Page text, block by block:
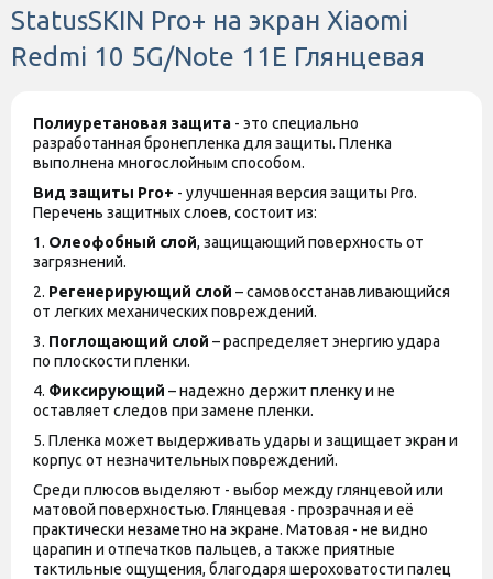
StatusSKIN Pro+ на экран Xiaomi
Redmi 10 5G/Note 11E Глянцевая
Полиуретановая защита - это специально
разработанная бронепленка для защиты. Пленка
выполнена многослойным способом.
Вид защиты Pro+ - улучшенная версия защиты Pro.
Перечень защитных слоев, состоит из:
1. Олеофобный слой, защищающий поверхность от
загрязнений.
2. Регенерирующий слой – самовосстанавливающийся
от легких механических повреждений.
3. Поглощающий слой – распределяет энергию удара
по плоскости пленки.
4. Фиксирующий – надежно держит пленку и не
оставляет следов при замене пленки.
5. Пленка может выдерживать удары и защищает экран и
корпус от незначительных повреждений.
Среди плюсов выделяют - выбор между глянцевой или
матовой поверхностью. Глянцевая - прозрачная и её
практически незаметно на экране. Матовая - не видно
царапин и отпечатков пальцев, а также приятные
тактильные ощущения, благодаря шероховатости палец